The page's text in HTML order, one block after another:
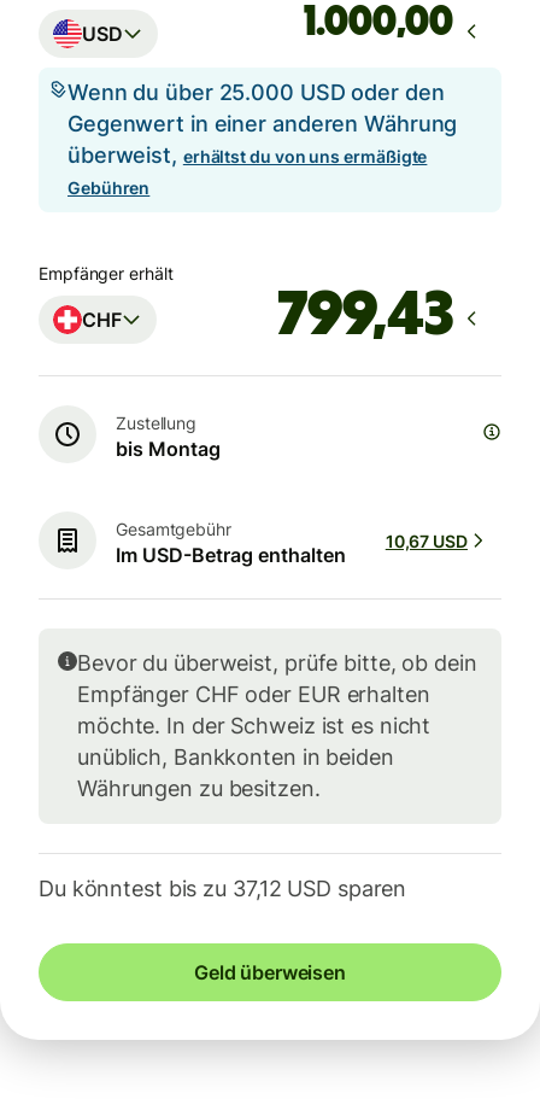
USD ,00
Wenn du über 25.000 USD oder den
Gegenwert in einer anderen Währung
überweist, erhältst du von uns ermäßigte
Gebühren
Empfänger erhält
CHF
Zustellung
bis Montag
Gesamtgebühr
Im USD-Betrag enthalten
10,67 USD
Bevor du überweist, prüfe bitte, ob dein
Empfänger CHF oder EUR erhalten
möchte. In der Schweiz ist es nicht
unüblich, Bankkonten in beiden
Währungen zu besitzen.
Du könntest bis zu 37,12 USD sparen
Geld überweisen